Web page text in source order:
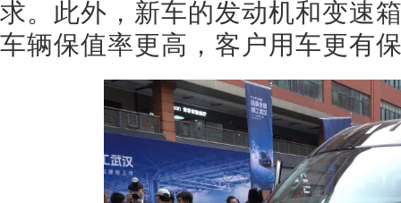
求。此外，新车的发动机和变速
车辆保值率更高，客户用车更有